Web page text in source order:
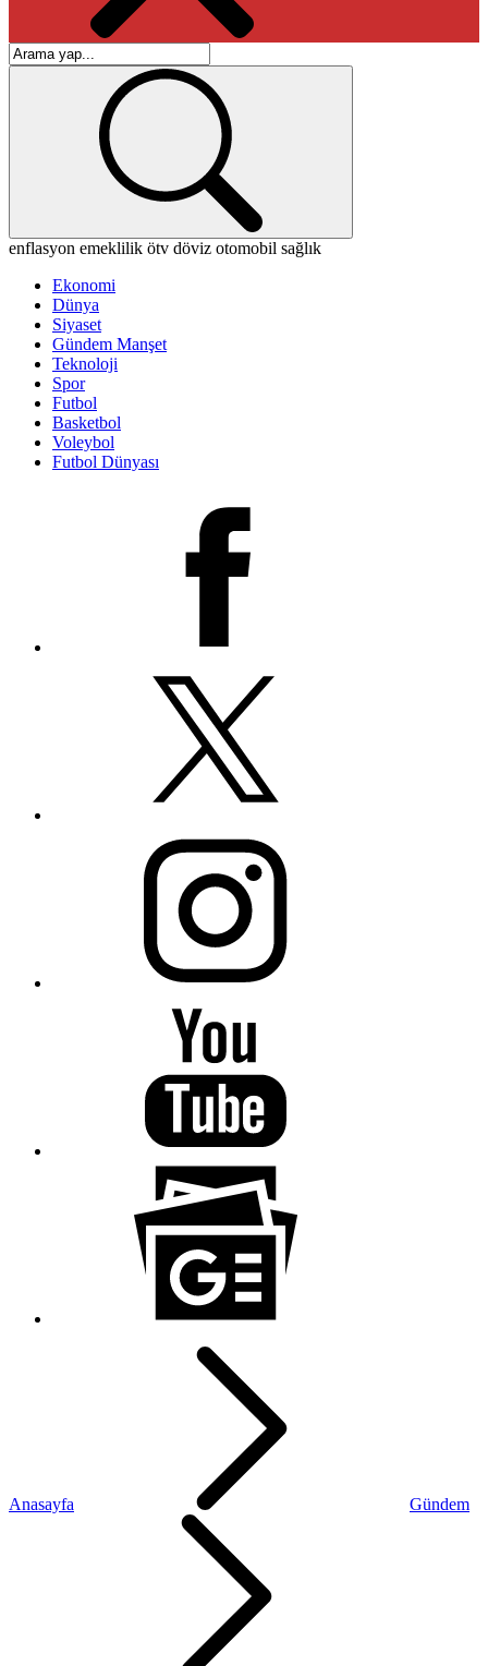
enflasyon emeklilik ötv döviz otomobil sağlık
Ekonomi
Dünya
Siyaset
Gündem Manşet
Teknoloji
Spor
Futbol
Basketbol
Voleybol
Futbol Dünyası
Anasayfa Gündem